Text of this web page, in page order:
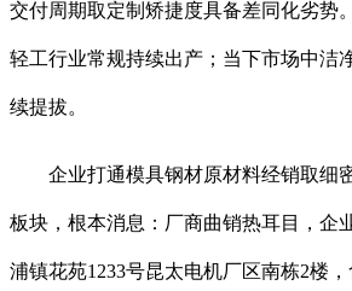
交付周期取定制矫捷度具备差同化劣势
轻工行业常规持续出产；当下市场中洁
续提拔。
企业打通模具钢材原材料经销取细
板块，根本消息：厂商曲销热耳目，企
浦镇花苑1233号昆太电机厂区南栋2楼